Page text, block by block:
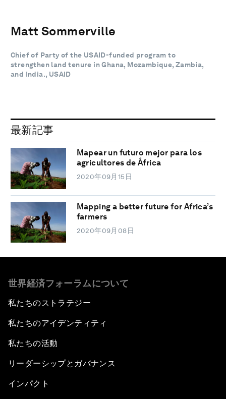
Matt Sommerville
Chief of Party of the USAID-funded program to
strengthen land tenure in Ghana, Mozambique, Zambia,
and India., USAID
最新記事
Mapear un futuro mejor para los
agricultores de África
2020年09月15日
Mapping a better future for Africa’s
farmers
2020年09月08日
世界経済フォーラムについて
私たちのストラテジー
私たちのアイデンティティ
私たちの活動
リーダーシップとガバナンス
インパクト